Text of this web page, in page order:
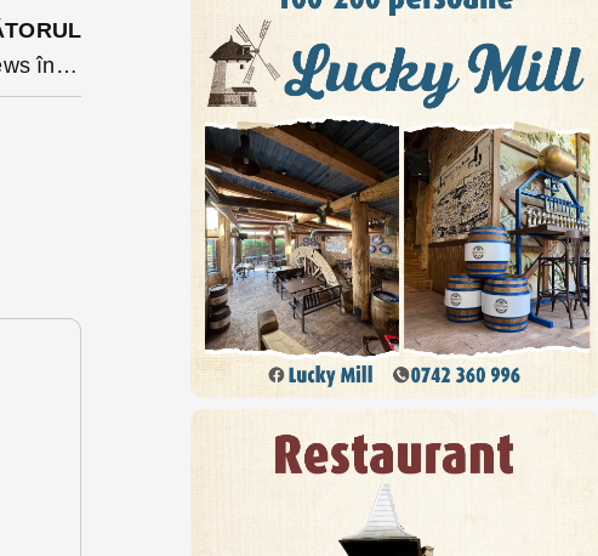
Diana Morar îl acuză Radu Moldovan de fake news în povestea bugetului ”zero cu minus”